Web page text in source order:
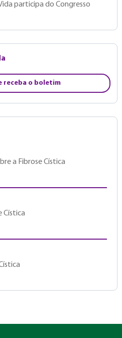
participa do Congresso
receba o boletim
a Fibrose Cística
Cística